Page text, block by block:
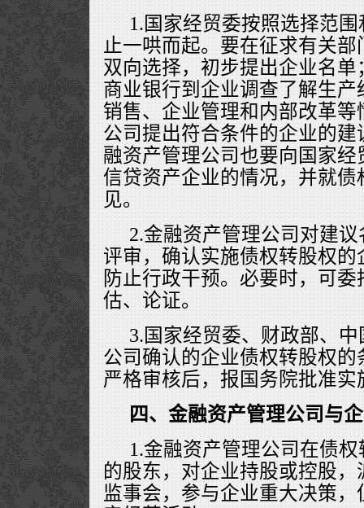
1.国家经贸委按照选择范
止一哄而起。要在征求有关
双向选择，初步提出企业名
商业银行到企业调查了解生
销售、企业管理和内部改革
公司提出符合条件的企业的
融资产管理公司也要向国家
信贷资产企业的情况，并就
见。
2.金融资产管理公司对建
评审，确认实施债权转股权
防止行政干预。必要时，可
估、论证。
3.国家经贸委、财政部、
公司确认的企业债权转股权
严格审核后，报国务院批准实
四、金融资产管理公司与
1.金融资产管理公司在债
的股东，对企业持股或控股
监事会，参与企业重大决策